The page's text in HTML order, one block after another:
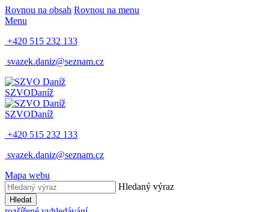
Rovnou na obsah Rovnou na menu
Menu
+420 515 232 133
svazek.daniz@seznam.cz
SZVODaníž
SZVODaníž
+420 515 232 133
svazek.daniz@seznam.cz
Mapa webu
Hledaný výraz
Hledat